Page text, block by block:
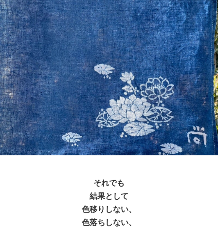
それでも
結果として
色移りしない、
色落ちしない、